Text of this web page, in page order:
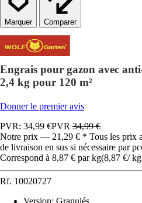
Comparer
Engrais pour gazon avec
2,4 kg pour 120 m²
Donner le premier avis
PVR: 34,99 €PVR 34,99 €
Notre prix — 21,29 € * Tous les prix
de livraison en sus si nécessaire par
Correspond à 8,87 € par kg(8,87 €/ kg
Rf. 10020727
Version: Granulés